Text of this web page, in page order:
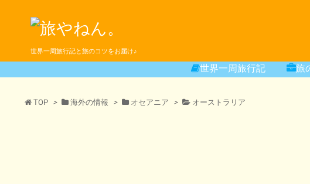
世界一周旅行記と旅のコツをお届け♪
世界一周旅行記 旅
TOP > 海外の情報 > オセアニア > オーストラリア